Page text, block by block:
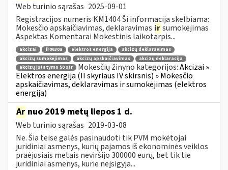
Web turinio sąrašas 2025-09-01
Registracijos numeris KM1404 Ši informacija skelbiama:
Mokesčio apskaičiavimas, deklaravimas irsumokėjimas
Aspektas Komentarai Mokestinis laikotarpis...
akcizai fr0630a elektros energija
akcizų deklaravimas
akcizų sumokėjimas
akcizų apskaičiavimas
akcizų deklaracija
akcizų įstatymo 50 str
Mokesčių žinyno kategorijos:Akcizai »
Elektros energija (II skyriaus IV skirsnis) » Mokesčio
apskaičiavimas, deklaravimas ir sumokėjimas (elektros
energija)
Ar nuo 2019 metų liepos 1 d.
Web turinio sąrašas 2019-03-08
Ne. Šia teise galės pasinaudoti tik PVM mokėtojai
juridiniai asmenys, kurių pajamos iš ekonominės veiklos
praėjusiais metais neviršijo 300000 eurų, bet tik tie
juridiniai asmenys, kurie neįsigyja...